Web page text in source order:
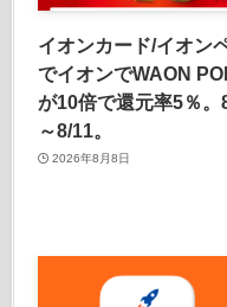
イオンカード/イオン
でイオンでWAON
が10倍で還元率5％。
～8/11。
2026年8月8日